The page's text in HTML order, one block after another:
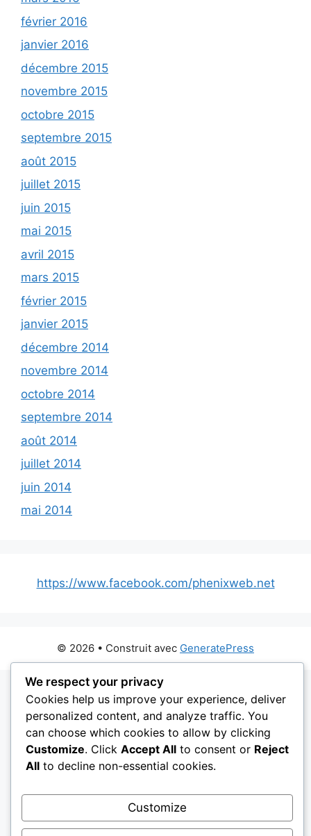
février 2016
janvier 2016
décembre 2015
novembre 2015
octobre 2015
septembre 2015
août 2015
juillet 2015
juin 2015
mai 2015
avril 2015
mars 2015
février 2015
janvier 2015
décembre 2014
novembre 2014
octobre 2014
septembre 2014
août 2014
juillet 2014
juin 2014
mai 2014
https://www.facebook.com/phenixweb.net
© 2026 • Construit avec GeneratePress
We respect your privacy
Cookies help us improve your experience, deliver
personalized content, and analyze traffic. You
can choose which cookies to allow by clicking
Customize. Click Accept All to consent or Reject
All to decline non-essential cookies.
Customize